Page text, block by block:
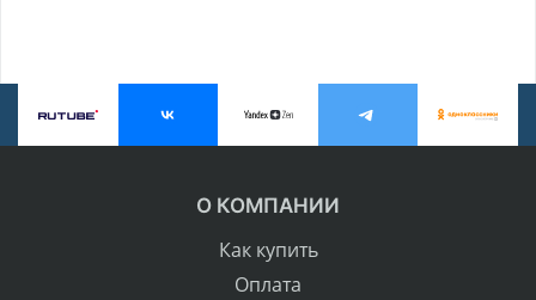
О КОМПАНИИ
Как купить
Оплата